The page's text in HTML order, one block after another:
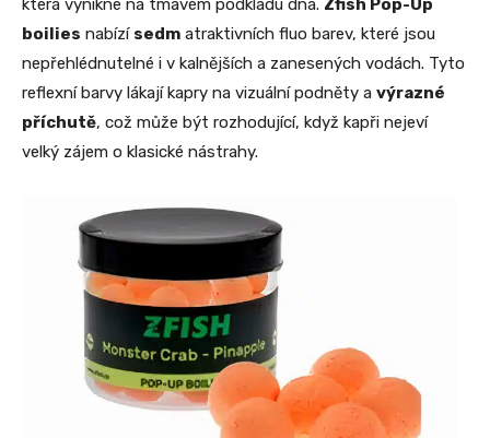
která vynikne na tmavém podkladu dna. Zfish Pop-Up
boilies nabízí sedm atraktivních fluo barev, které jsou
nepřehlédnutelné i v kalnějších a zanesených vodách. Tyto
reflexní barvy lákají kapry na vizuální podněty a výrazné
příchutě, což může být rozhodující, když kapři nejeví
velký zájem o klasické nástrahy.